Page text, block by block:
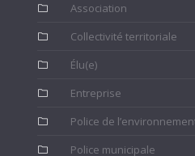
Association
Collectivité territoriale
Élu(e)
Entreprise
Police de
Police municipale